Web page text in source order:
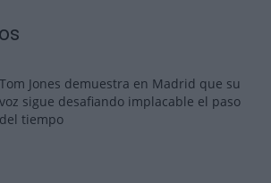
Tom Jones demuestra en Madrid que su
voz sigue desafiando implacable el paso
del tiempo